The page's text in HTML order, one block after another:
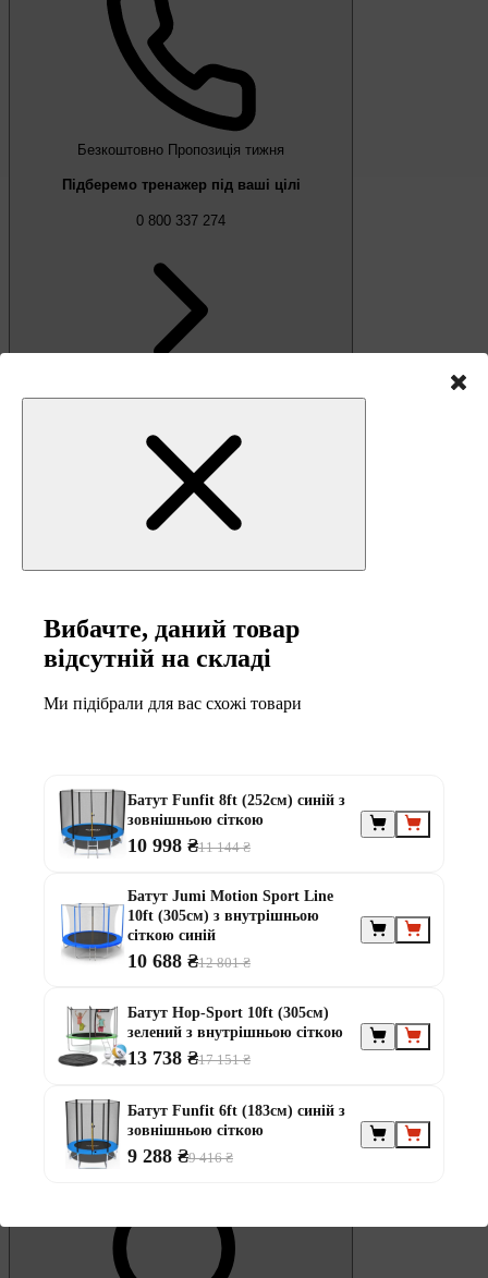
Безкоштовно Пропозиція тижня
Підберемо тренажер під ваші цілі
0 800 337 274
Обране
Вибачте, даний товар
відсутній на складі
Ми підібрали для вас схожі товари
Батут Funfit 8ft (252см) синій з
зовнішньою сіткою
10 998 ₴11 144 ₴
Батут Jumi Motion Sport Line
10ft (305см) з внутрішньою
сіткою синій
10 688 ₴12 801 ₴
Батут Hop-Sport 10ft (305см)
зелений з внутрішньою сіткою
13 738 ₴17 151 ₴
Батут Funfit 6ft (183см) синій з
зовнішньою сіткою
9 288 ₴9 416 ₴